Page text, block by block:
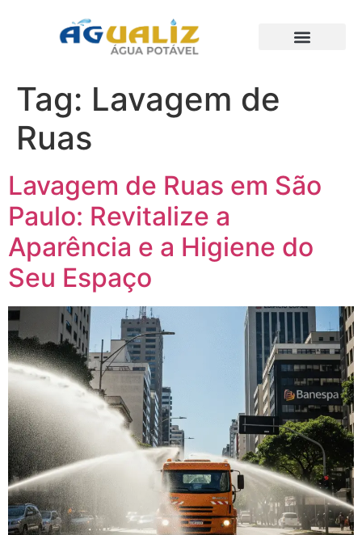
Tag: Lavagem de
Ruas
Lavagem de Ruas em São
Paulo: Revitalize a
Aparência e a Higiene do
Seu Espaço